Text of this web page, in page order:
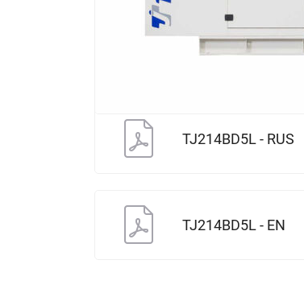
TJ214BD5L - RUS
TJ214BD5L - EN